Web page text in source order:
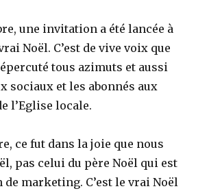
une invitation a été lancée à
Noël. C’est de vive voix que
tous azimuts et aussi
sociaux et les abonnés aux
l’Eglise locale.
ce fut dans la joie que nous
pas celui du père Noël qui est
marketing. C’est le vrai Noël